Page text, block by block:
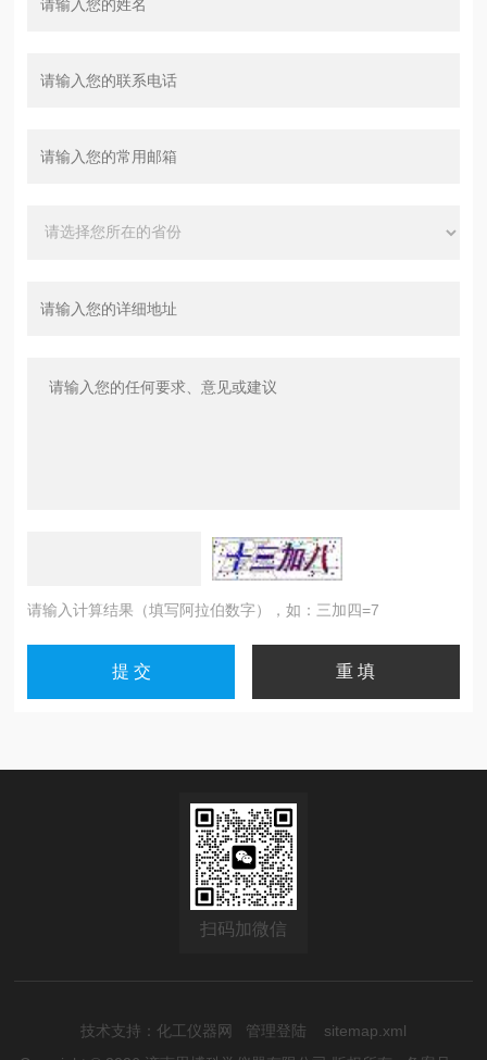
请输入计算结果（填写阿拉伯数字），如：三加四=7
扫码加微信
技术支持： 化工仪器网 管理登陆
sitemap.xml